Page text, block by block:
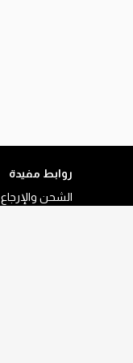
روابط مفيدة
الشحن والإرجاع